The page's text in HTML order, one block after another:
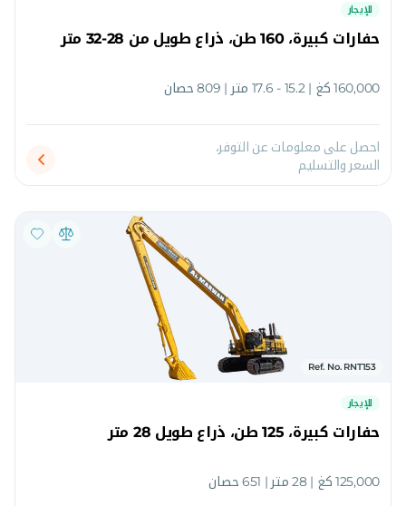
للإيجار
حفارات كبيرة، 160 طن، ذراع طويل من 28-32 متر
160,000 كغ | 15.2 - 17.6 متر | 809 حصان
احصل على معلومات عن التوفر،
السعر والتسليم
Ref. No. RNT153
للإيجار
حفارات كبيرة، 125 طن، ذراع طويل 28 متر
125,000 كغ | 28 متر | 651 حصان